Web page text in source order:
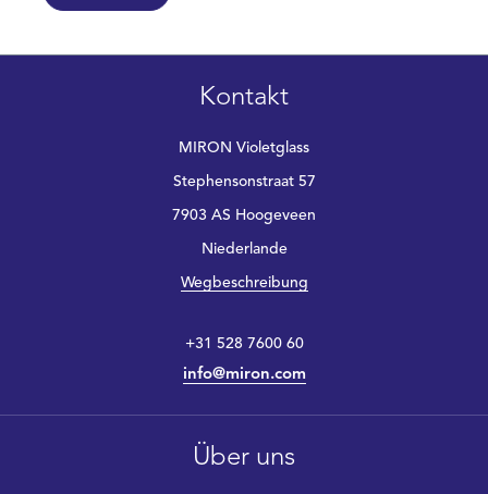
Kontakt
MIRON Violetglass
Stephensonstraat 57
7903 AS Hoogeveen
Niederlande
Wegbeschreibung
+31 528 7600 60
info@miron.com
Über uns